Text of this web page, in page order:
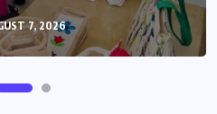
7, 2026